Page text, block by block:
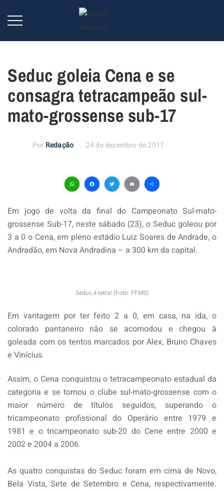
Seduc goleia Cena e se
consagra tetracampeão sul-
mato-grossense sub-17
Por Redação 24 de dezembro de 2017
WhatsApp
Facebook
Twitter
EmailShare
Em jogo de volta da final do Campeonato Sul-mato-
grossense Sub-17, neste sábado (23), o Seduc goleou por
3 a 0 o Cena, em pleno estádio Luiz Soares de Andrade, o
Andradão, em Nova Andradina – a 300 km da capital.
Seduc é tetra! (Foto: FFMS)
Em vantagem por ter feito 2 a 0, em casa, na ida, o
colorado pantaneiro não se acomodou e chegou à
goleada com os tentos marcados por Alex, Bruno Chaves
e Vinícius.
Assim, o Cena conquistou o tetracampeonato estadual da
categoria e se tornou o clube sul-mato-grossense com o
maior número de títulos seguidos, superando o
tricampeonato profissional do Operário entre 1979 e
1981 e o tricampeonato sub-20 do Cene entre 2000 e
2002 e 2004 a 2006.
As quatro conquistas do Seduc foram em cima de Novo,
Bela Vista, Sete de Setembro e Cena, respectivamente.